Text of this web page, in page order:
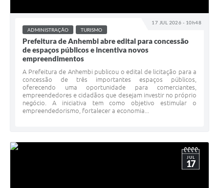
17 JUL 2026 - 10h48
ADMINISTRAÇÃO
TURISMO
Prefeitura de Anhembi abre edital para concessão
de espaços públicos e incentiva novos
empreendimentos
A Prefeitura de Anhembi publicou o edital de licitação para a
concessão de três importantes espaços públicos,
oferecendo uma oportunidade para comerciantes,
empreendedores e cidadãos que desejam investir no próprio
negócio. A iniciativa tem como objetivo estimular o
empreendedorismo, fortalecer a economia...
JUL
17